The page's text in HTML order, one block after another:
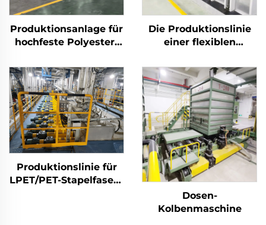
Produktionsanlage für
hochfeste Polyester-
Maschine zur
Herstellung von PSF
aus festem Polyester-
Stapelfasergewebe
Die Produktionslinie
einer flexiblen
produziert sowohl
Hohl- als auch
Vollfasern
Produktionslinie für
LPET/PET-Stapelfasern
Dosen-
Kolbenmaschine